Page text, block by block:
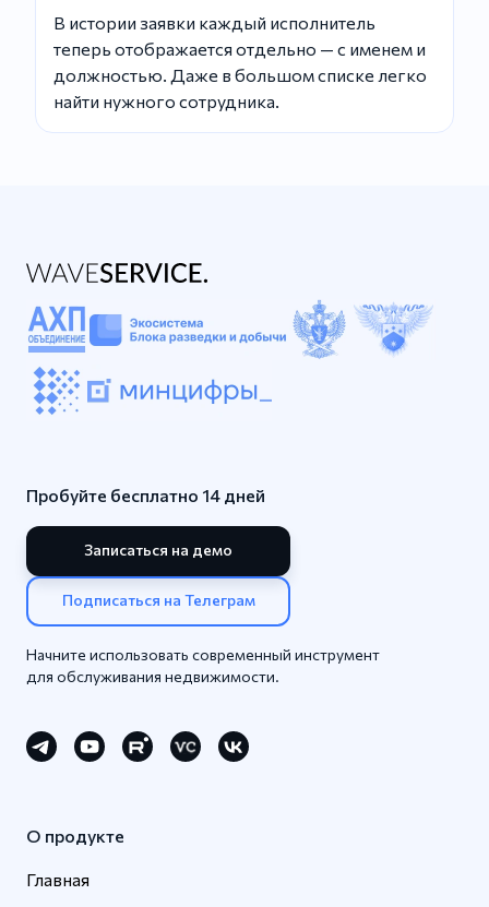
В истории заявки каждый исполнитель
теперь отображается отдельно — с именем и
должностью. Даже в большом списке легко
найти нужного сотрудника.
Пробуйте бесплатно 14 дней
Записаться на демо
Подписаться на Телеграм
Начните использовать современный инструмент
для обслуживания недвижимости.
О продукте
Главная